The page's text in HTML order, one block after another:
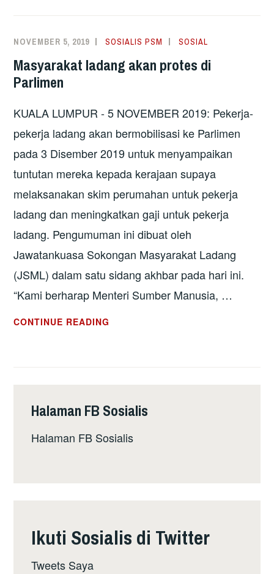
BANDAR
JANUARI
2020
NOVEMBER 5, 2019 SOSIALIS PSM SOSIAL
Masyarakat ladang akan protes di
Parlimen
KUALA LUMPUR - 5 NOVEMBER 2019: Pekerja-
pekerja ladang akan bermobilisasi ke Parlimen
pada 3 Disember 2019 untuk menyampaikan
tuntutan mereka kepada kerajaan supaya
melaksanakan skim perumahan untuk pekerja
ladang dan meningkatkan gaji untuk pekerja
ladang. Pengumuman ini dibuat oleh
Jawatankuasa Sokongan Masyarakat Ladang
(JSML) dalam satu sidang akhbar pada hari ini.
“Kami berharap Menteri Sumber Manusia, …
CONTINUE READING
Halaman FB Sosialis
Halaman FB Sosialis
Ikuti Sosialis di Twitter
Tweets Saya